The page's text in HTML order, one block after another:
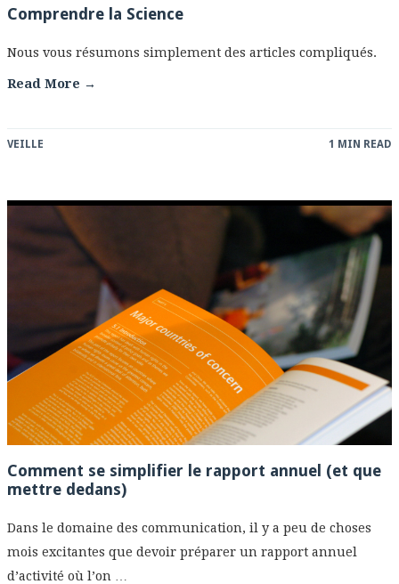
Comprendre la Science
Nous vous résumons simplement des articles compliqués.
Read More →
VEILLE 1 MIN READ
Comment se simplifier le rapport annuel (et que
mettre dedans)
Dans le domaine des communication, il y a peu de choses
mois excitantes que devoir préparer un rapport annuel
d’activité où l’on …